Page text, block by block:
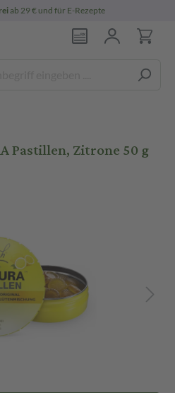
ab 29 € und für E-Rezepte
Pastillen, Zitrone 50 g